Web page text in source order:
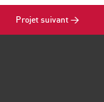
Projet suivant >